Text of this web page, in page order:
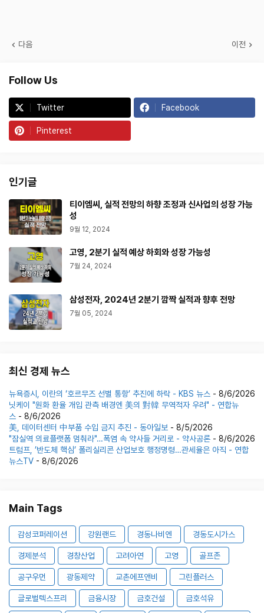
다음 이전
Follow Us
Twitter Facebook
Pinterest
인기글
티이엠씨, 실적 전망의 하향 조정과 신사업의 성장 가능
성
9월 12, 2024
고영, 2분기 실적 예상 하회와 성장 가능성
7월 24, 2024
삼성전자, 2024년 2분기 깜짝 실적과 향후 전망
7월 05, 2024
최신 경제 뉴스
뉴욕증시, 이란의 ‘호르무즈 선별 통항’ 추진에 하락 - KBS 뉴스 - 8/6/2026
닛케이 "원화 환율 개입 관측 배경엔 美의 對韓 무역적자 우려" - 연합뉴
스 - 8/6/2026
美, 데이터센터 中부품 수입 금지 추진 - 동아일보 - 8/5/2026
"잠실역 의료플랫폼 멈춰라"…폭염 속 약사들 거리로 - 약사공론 - 8/6/2026
트럼프, ’반도체 핵심’ 폴리실리콘 산업보호 행정명령…관세율은 아직 - 연합
뉴스TV - 8/6/2026
Main Tags
감성코퍼레이션 강원랜드 경동나비엔 경동도시가스
경제분석 경창산업 고려아연 고영 골프존
공구우먼 광동제약 교촌에프앤비 그린플러스
글로벌텍스프리 금융시장 금호건설 금호석유